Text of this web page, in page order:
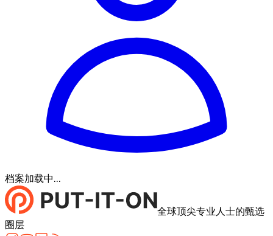
档案加载中...
全球顶尖专业人士的甄选
圈层